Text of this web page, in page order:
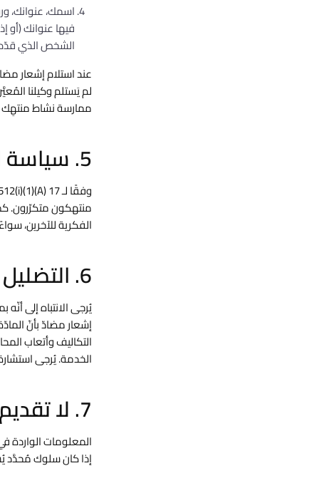
اسمك، عنوانك،
فيها عنوانك (أو
الشخص الذي قدّم
لم يَستلم وكيلنا
ممارسة نشاط منتهِك
5. سياسة المنتهِكين المتكرّرين
منتهكون متكرّرون.
الفكرية للآخرين،
6. التضليل
إشعار مضادّ بأنّ
التكاليف وأتعاب
الخدمة. يُرجى
7. لا تقديم لاستشارة قانونية
المعلومات الواردة
إذا كان سلوك مُحدَّد